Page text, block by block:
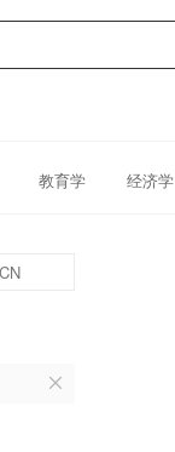
教育学 经济学